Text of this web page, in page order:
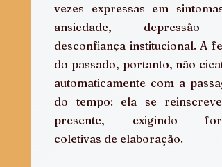
vezes expressas em
ansiedade, depressão
desconfiança institucional. A
do passado, portanto, não
automaticamente com a
do tempo: ela se reinscreve
presente, exigindo
coletivas de elaboração.